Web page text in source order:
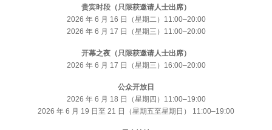
贵宾时段（只限获邀请人士出席）
2026 年 6 月 16 日（星期二）11:00–20:00
2026 年 6 月 17 日（星期三）11:00–20:00
开幕之夜（只限获邀请人士出席）
2026 年 6 月 17 日（星期三）16:00–20:00
公众开放日
2026 年 6 月 18 日（星期四）11:00–19:00
2026 年 6 月 19 日至 21 日（星期五至星期日） 11:00–19:00